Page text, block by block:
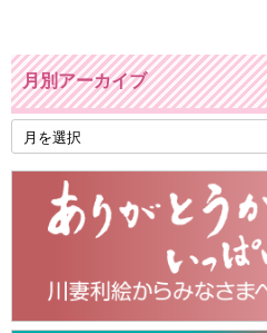
月別アーカイブ